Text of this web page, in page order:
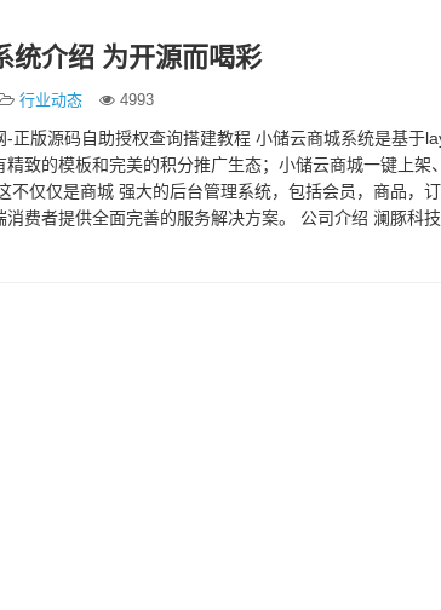
统介绍 为开源而喝彩
行业动态 4993
-正版源码自助授权查询搭建教程 小储云商城系统是基于
精致的模板和完美的积分推广生态；小储云商城一键上架
不仅仅是商城 强大的后台管理系统，包括会员，商品，
费者提供全面完善的服务解决方案。 公司介绍 澜豚科技